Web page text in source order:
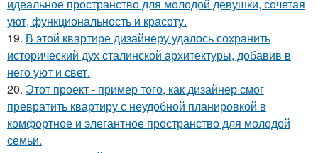
идеальное пространство для молодой девушки, сочетая
уют, функциональность и красоту.
19. В этой квартире дизайнеру удалось сохранить
исторический дух сталинской архитектуры, добавив в
него уют и свет.
20. Этот проект - пример того, как дизайнер смог
превратить квартиру с неудобной планировкой в
комфортное и элегантное пространство для молодой
семьи.